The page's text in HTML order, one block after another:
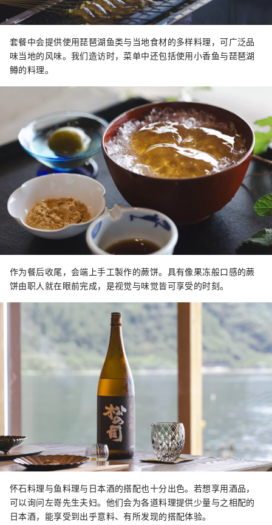
套餐中会提供使用琵琶湖鱼类与当地食材的多样料理，可广泛品
味当地的风味。我们造访时，菜单中还包括使用小香鱼与琵琶湖
鳟的料理。
作为餐后收尾，会端上手工製作的蕨饼。具有像果冻般口感的蕨
饼由职人就在眼前完成，是视觉与味觉皆可享受的时刻。
怀石料理与鱼料理与日本酒的搭配也十分出色。若想享用酒品，
可以询问左嵜先生夫妇。他们会为各道料理提供少量与之相配的
日本酒，能享受到出乎意料、有所发现的搭配体验。